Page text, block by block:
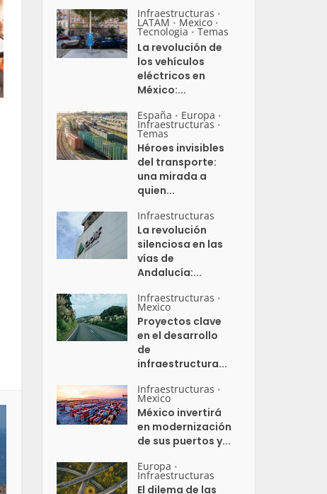
Infraestructuras •
LATAM • Mexico •
Tecnologia • Temas
La revolución de
los vehículos
eléctricos en
México:...
España • Europa •
Infraestructuras •
Temas
Héroes invisibles
del transporte:
una mirada a
quien...
Infraestructuras
La revolución
silenciosa en las
vías de
Andalucía:...
Infraestructuras •
Mexico
Proyectos clave
en el desarrollo
de
infraestructura...
Infraestructuras •
Mexico
México invertirá
en modernización
de sus puertos y...
Europa •
Infraestructuras
El dilema de las